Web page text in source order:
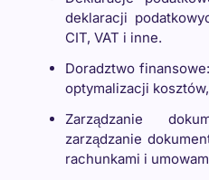
deklaracji
CIT, VAT i inne.
Doradztwo
optymalizacji
Zarządzanie
zarządzanie
rachunkami i